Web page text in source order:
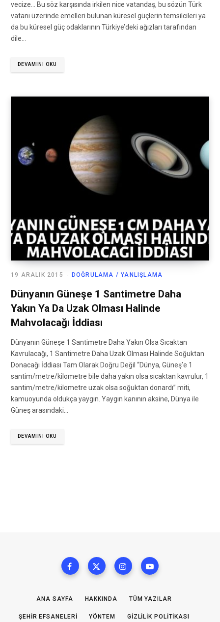
vecize… Bu söz karşısında irkilen nice vatandaş, bu sözün Türk
vatanı üzerinde emelleri bulunan küresel güçlerin temsilcileri ya
da bu küresel güç odaklarının Türkiye’deki ağızları tarafından
dile…
DEVAMINI OKU
DOĞRULAMA / YANLIŞLAMA
19 ARALIK 2015
Dünyanın Güneşe 1 Santimetre Daha
Yakın Ya Da Uzak Olması Halinde
Mahvolacağı İddiası
Dünyanın Güneşe 1 Santimetre Daha Yakın Olsa Sıcaktan
Kavrulacağı, 1 Santimetre Daha Uzak Olması Halinde Soğuktan
Donacağı İddiası Tam Olarak Doğru Değil “Dünya, Güneş’e 1
santim/metre/kilometre bile daha yakın olsa sıcaktan kavrulur, 1
santim/metre/kilometre uzak olsa soğuktan donardı” miti,
kamuoyunda oldukça yaygın. Yaygın kanının aksine, Dünya ile
Güneş arasındaki…
DEVAMINI OKU
ANA SAYFA HAKKINDA TÜM YAZILAR
ŞEHIR EFSANELERI YÖNTEM GIZLILIK POLITIKASI